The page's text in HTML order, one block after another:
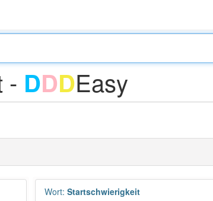
- DDDEasy
Wort: Startschwierigkeit